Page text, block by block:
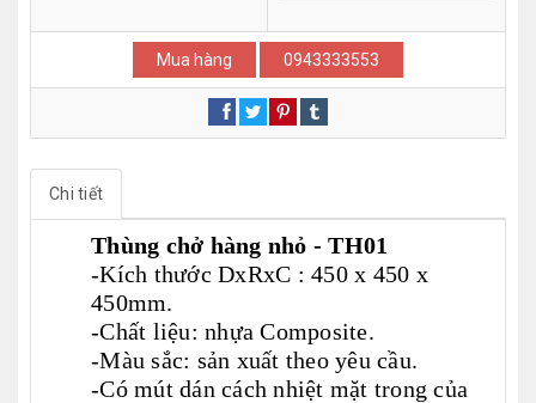
Mua hàng 0943333553
Chi tiết
Thùng chở hàng nhỏ - TH01
-Kích thước DxRxC : 450 x 450 x
450mm.
-Chất liệu: nhựa Composite.
-Màu sắc: sản xuất theo yêu cầu.
-Có mút dán cách nhiệt mặt trong của